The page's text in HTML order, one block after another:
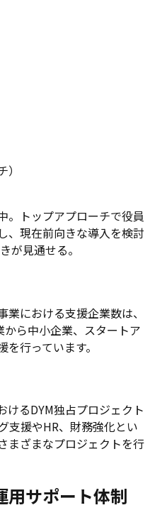
。トップアプローチで役員
、現在前向きな導入を検討
が見通せる。
における支援企業数は、
ら中小企業、スタートア
行っています。
けるDYM独占プロジェクト
支援やHR、財務強化とい
まざまなプロジェクトを行
用サポート体制